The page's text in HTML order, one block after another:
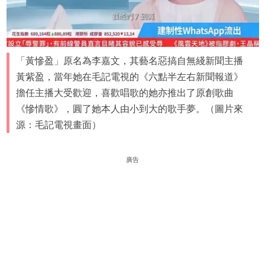
「黃慘盈」原名為李嘉文，其藝名惡搞自無綫新聞主播
黃紫盈，當年她在毛記電視的《六點半左右新聞報道》
擔任主播大受歡迎，喜歡唱歌的她亦推出了原創歌曲
《慘情歌》，圓了她本人由小到大的歌手夢。（圖片來
源：毛記電視畫面）
廣告